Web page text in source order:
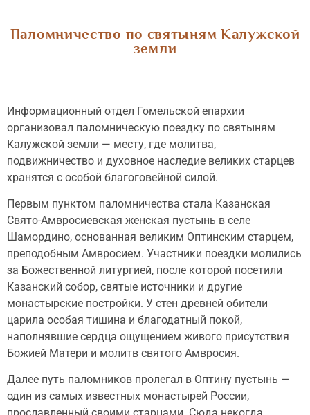
Паломничество по святыням Калужской
земли
Информационный отдел Гомельской епархии
организовал паломническую поездку по святыням
Калужской земли — месту, где молитва,
подвижничество и духовное наследие великих старцев
хранятся с особой благоговейной силой.
Первым пунктом паломничества стала Казанская
Свято-Амвросиевская женская пустынь в селе
Шамордино, основанная великим Оптинским старцем,
преподобным Амвросием. Участники поездки молились
за Божественной литургией, после которой посетили
Казанский собор, святые источники и другие
монастырские постройки. У стен древней обители
царила особая тишина и благодатный покой,
наполнявшие сердца ощущением живого присутствия
Божией Матери и молитв святого Амвросия.
Далее путь паломников пролегал в Оптину пустынь —
один из самых известных монастырей России,